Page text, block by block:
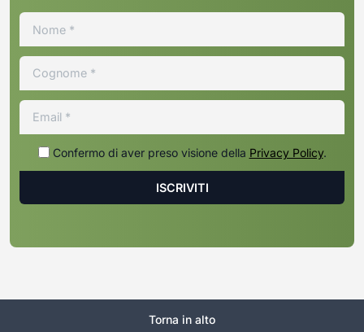
Confermo di aver preso visione della Privacy Policy.
Torna in alto